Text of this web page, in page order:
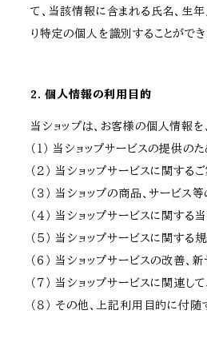
て、当該情報に含まれる氏名、生
り特定の個人を識別することができ
2. 個人情報の利用目的
当ショップは、お客様の個人情報
（１） 当ショップサービスの提供の
（２） 当ショップサービスに関す
（３） 当ショップの商品、サービス
（４） 当ショップサービスに関す
（５） 当ショップサービスに関す
（６） 当ショップサービスの改善
（７） 当ショップサービスに関連
（８） その他、上記利用目的に付